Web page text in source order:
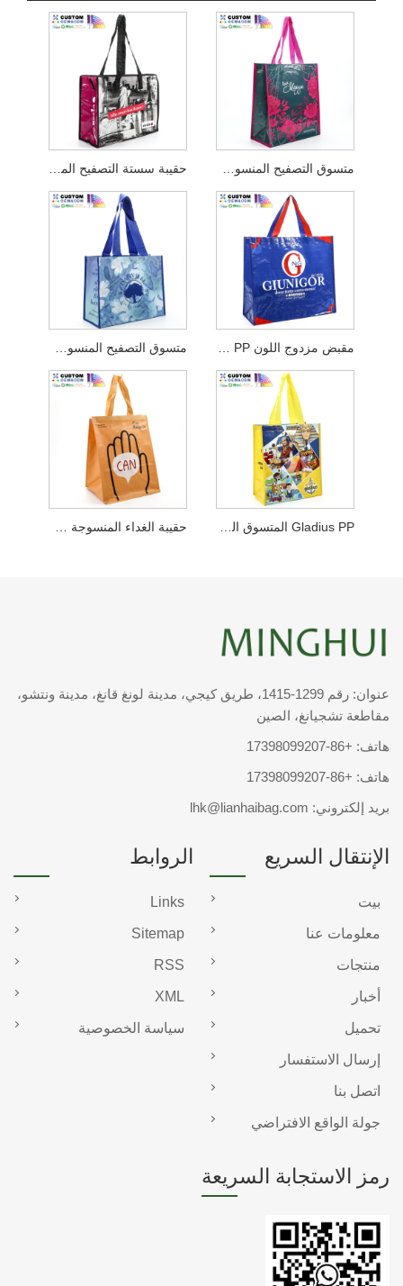
Gladius PP المتسوق الرقائقي
عنوان: رقم 1299-1415، طريق كيجي، مدينة لونغ قانغ، مدينة ونتشو،
مقاطعة تشجيانغ، الصين
هاتف: +86-17398099207
هاتف: +86-17398099207
بريد إلكتروني: lhk@lianhaibag.com
الإنتقال السريع
بيت
معلومات عنا
منتجات
أخبار
تحميل
إرسال الاستفسار
اتصل بنا
جولة الواقع الافتراضي
الروابط
Links
Sitemap
RSS
XML
سياسة الخصوصية
رمز الاستجابة السريعة